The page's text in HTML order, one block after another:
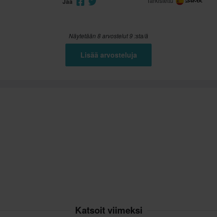
Näytetään 8 arvostelut 9 :sta/ä
Lisää arvosteluja
Katsoit viimeksi